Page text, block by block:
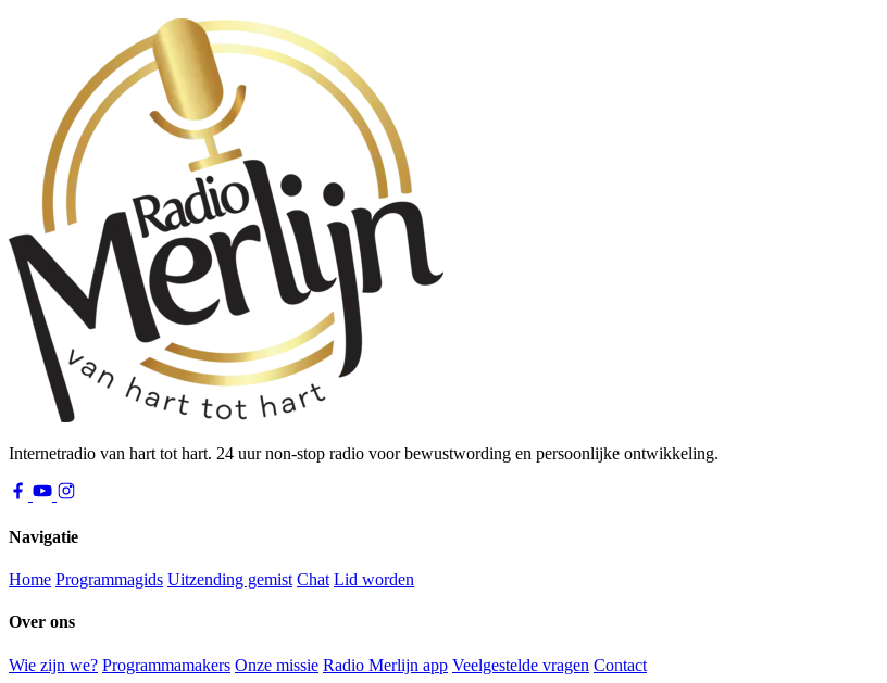
Internetradio van hart tot hart. 24 uur non-stop radio voor bewustwording en persoonlijke ontwikkeling.
Navigatie
Home Programmagids Uitzending gemist Chat Lid worden
Over ons
Wie zijn we? Programmamakers Onze missie Radio Merlijn app Veelgestelde vragen Contact